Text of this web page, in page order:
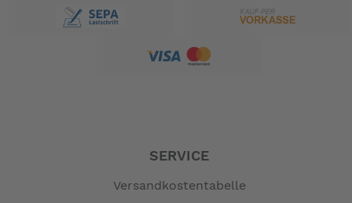
SERVICE
Versandkostentabelle